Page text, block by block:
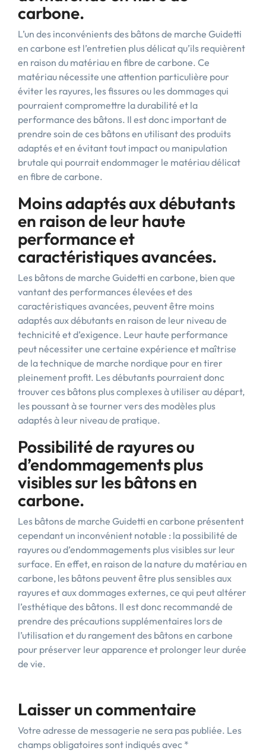
carbone.
L’un des inconvénients des bâtons de marche Guidetti
en carbone est l’entretien plus délicat qu’ils requièrent
en raison du matériau en fibre de carbone. Ce
matériau nécessite une attention particulière pour
éviter les rayures, les fissures ou les dommages qui
pourraient compromettre la durabilité et la
performance des bâtons. Il est donc important de
prendre soin de ces bâtons en utilisant des produits
adaptés et en évitant tout impact ou manipulation
brutale qui pourrait endommager le matériau délicat
en fibre de carbone.
Moins adaptés aux débutants
en raison de leur haute
performance et
caractéristiques avancées.
Les bâtons de marche Guidetti en carbone, bien que
vantant des performances élevées et des
caractéristiques avancées, peuvent être moins
adaptés aux débutants en raison de leur niveau de
technicité et d’exigence. Leur haute performance
peut nécessiter une certaine expérience et maîtrise
de la technique de marche nordique pour en tirer
pleinement profit. Les débutants pourraient donc
trouver ces bâtons plus complexes à utiliser au départ,
les poussant à se tourner vers des modèles plus
adaptés à leur niveau de pratique.
Possibilité de rayures ou
d’endommagements plus
visibles sur les bâtons en
carbone.
Les bâtons de marche Guidetti en carbone présentent
cependant un inconvénient notable : la possibilité de
rayures ou d’endommagements plus visibles sur leur
surface. En effet, en raison de la nature du matériau en
carbone, les bâtons peuvent être plus sensibles aux
rayures et aux dommages externes, ce qui peut altérer
l’esthétique des bâtons. Il est donc recommandé de
prendre des précautions supplémentaires lors de
l’utilisation et du rangement des bâtons en carbone
pour préserver leur apparence et prolonger leur durée
de vie.
Laisser un commentaire
Votre adresse de messagerie ne sera pas publiée. Les
champs obligatoires sont indiqués avec *